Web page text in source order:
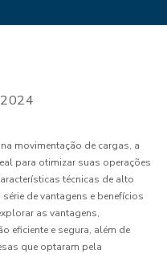
movimentação de cargas, a
para otimizar suas operações
técnicas de alto
de vantagens e benefícios
as vantagens,
eficiente e segura, além de
que optaram pela